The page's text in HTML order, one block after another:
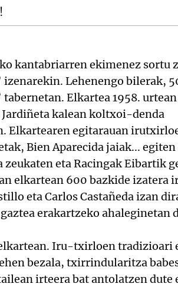
kantabriarren ekimenez sortu
Lehenengo bilerak,
Elkartea 1958.
Jardiñeta kalean koltxoi-denda
Elkartearen egitarauan
Bien Aparecida jaiak...
eta Racingak Eibartik
elkartean 600 bazkide izatera
eta Carlos Castañeda izan
erakartzeko ahaleginetan
Iru-txirloen tradizioari
bezala, txirrindularitza
irteera bat antolatzen dute